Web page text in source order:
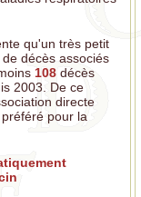
qu'un très petit
décès associés
108 décès
2003. De ce
directe
pour la